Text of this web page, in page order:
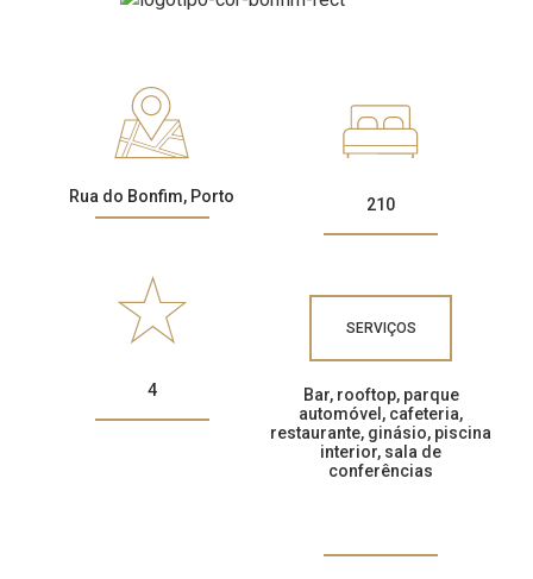
Rua do Bonfim, Porto 210
4
SERVIÇOS
Bar, rooftop, parque
automóvel, cafeteria,
restaurante, ginásio, piscina
interior, sala de
conferências
CONTACTOS